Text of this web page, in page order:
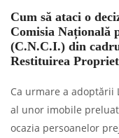
Cum să ataci o
Comisia Națională
(C.N.C.I.) din
Restituirea
Ca urmare a
al unor imobile
ocazia persoanelor